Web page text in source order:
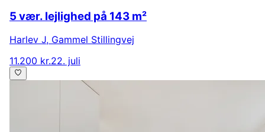
5 vær. lejlighed på 143 m²
Harlev J, Gammel Stillingvej
11.200 kr.22. juli